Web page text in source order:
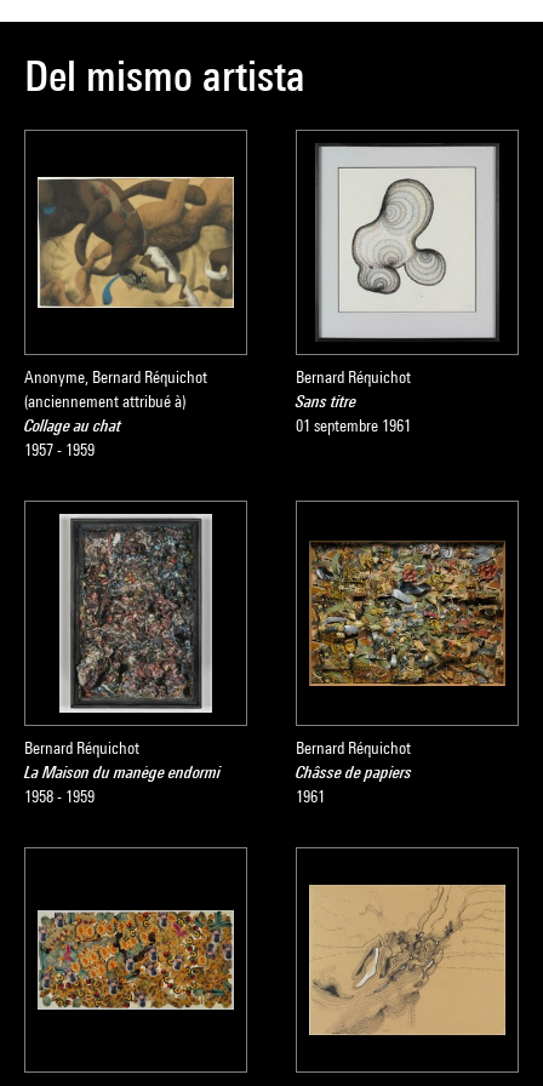
Del mismo artista
Anonyme, Bernard Réquichot
(anciennement attribué à)
Collage au chat
1957 - 1959
Bernard Réquichot
Sans titre
01 septembre 1961
Bernard Réquichot
La Maison du manège endormi
1958 - 1959
Bernard Réquichot
Châsse de papiers
1961